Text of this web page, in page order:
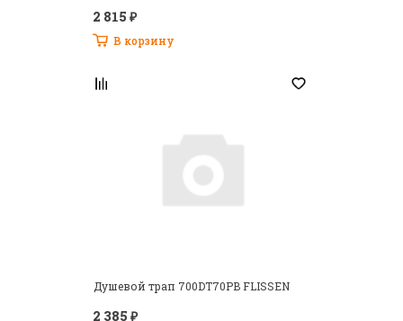
2 815 ₽
В корзину
Душевой трап 700DT70PB FLISSEN
2 385 ₽